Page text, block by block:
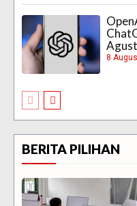
8
BERITA PILIHAN